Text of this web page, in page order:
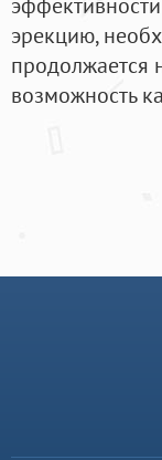
эрекцию,
продолжается
возможность